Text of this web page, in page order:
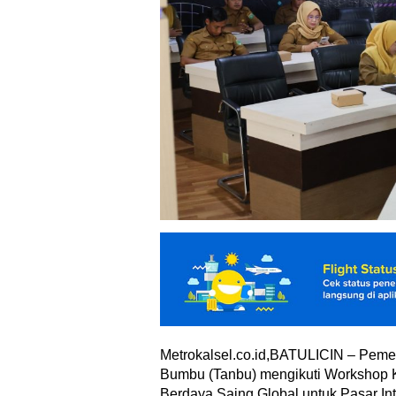
Metrokalsel.co.id,BATULICIN –
Bumbu (Tanbu) mengikuti